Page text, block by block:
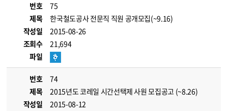
번호
75
제목
한국철도공사 전문직 직원 공개모집(~9.16)
작성일
2015-08-26
조회수
21,694
파일
번호
74
제목
2015년도 코레일 시간선택제 사원 모집공고 (~8.26)
작성일
2015-08-12